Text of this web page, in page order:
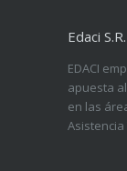
Edaci
EDACI
apuesta
en las
Asistencia